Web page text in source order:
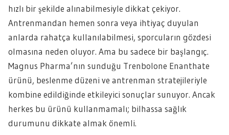
hızlı bir şekilde alınabilmesiyle dikkat çekiyor.
Antrenmandan hemen sonra veya ihtiyaç duyulan
anlarda rahatça kullanılabilmesi, sporcuların gözdesi
olmasına neden oluyor. Ama bu sadece bir başlangıç.
Magnus Pharma’nın sunduğu Trenbolone Enanthate
ürünü, beslenme düzeni ve antrenman stratejileriyle
kombine edildiğinde etkileyici sonuçlar sunuyor. Ancak
herkes bu ürünü kullanmamalı; bilhassa sağlık
durumunu dikkate almak önemli.